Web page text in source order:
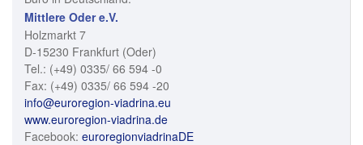
Mittlere Oder e.V.
Holzmarkt 7
D-15230 Frankfurt (Oder)
Tel.: (+49) 0335/ 66 594 -0
Fax: (+49) 0335/ 66 594 -20
info@euroregion-viadrina.eu
www.euroregion-viadrina.de
Facebook: euroregionviadrinaDE